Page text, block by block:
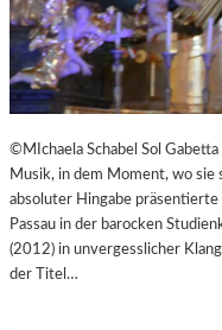
©MIchaela Schabel Sol
Musik, in dem Moment, wo
absoluter Hingabe präsentierte
Passau in der barocken
(2012) in unvergesslicher
der Titel…